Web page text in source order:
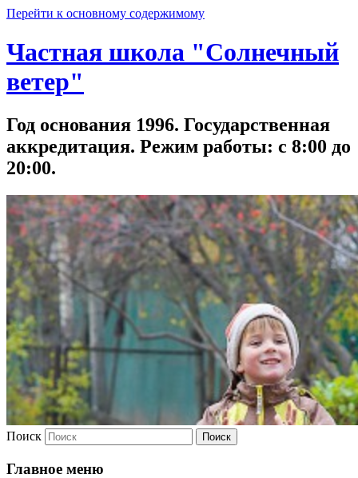
Перейти к основному содержимому
Частная школа "Солнечный
ветер"
Год основания 1996. Государственная
аккредитация. Режим работы: с 8:00 до
20:00.
Поиск
Главное меню